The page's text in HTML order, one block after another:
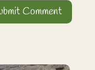
Comment